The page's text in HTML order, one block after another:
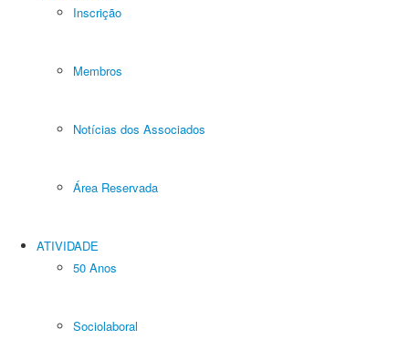
Inscrição
Membros
Notícias dos Associados
Área Reservada
ATIVIDADE
50 Anos
Sociolaboral